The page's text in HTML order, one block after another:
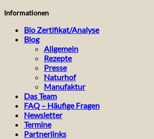
Informationen
Bio Zertifikat/Analyse
Blog
Allgemein
Rezepte
Presse
Naturhof
Manufaktur
Das Team
FAQ – Häufige Fragen
Newsletter
Termine
Partnerlinks